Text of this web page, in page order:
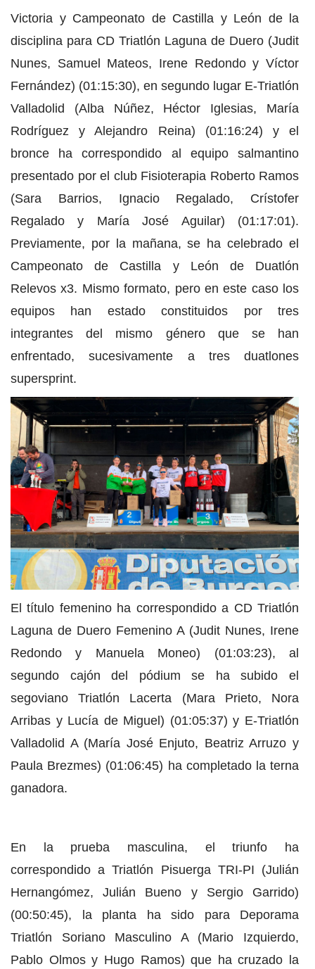
Victoria y Campeonato de Castilla y León de la
disciplina para CD Triatlón Laguna de Duero (Judit
Nunes, Samuel Mateos, Irene Redondo y Víctor
Fernández) (01:15:30), en segundo lugar E-Triatlón
Valladolid (Alba Núñez, Héctor Iglesias, María
Rodríguez y Alejandro Reina) (01:16:24) y el
bronce ha correspondido al equipo salmantino
presentado por el club Fisioterapia Roberto Ramos
(Sara Barrios, Ignacio Regalado, Crístofer
Regalado y María José Aguilar) (01:17:01).
Previamente, por la mañana, se ha celebrado el
Campeonato de Castilla y León de Duatlón
Relevos x3. Mismo formato, pero en este caso los
equipos han estado constituidos por tres
integrantes del mismo género que se han
enfrentado, sucesivamente a tres duatlones
supersprint.
El título femenino ha correspondido a CD Triatlón
Laguna de Duero Femenino A (Judit Nunes, Irene
Redondo y Manuela Moneo) (01:03:23), al
segundo cajón del pódium se ha subido el
segoviano Triatlón Lacerta (Mara Prieto, Nora
Arribas y Lucía de Miguel) (01:05:37) y E-Triatlón
Valladolid A (María José Enjuto, Beatriz Arruzo y
Paula Brezmes) (01:06:45) ha completado la terna
ganadora.
En la prueba masculina, el triunfo ha
correspondido a Triatlón Pisuerga TRI-PI (Julián
Hernangómez, Julián Bueno y Sergio Garrido)
(00:50:45), la planta ha sido para Deporama
Triatlón Soriano Masculino A (Mario Izquierdo,
Pablo Olmos y Hugo Ramos) que ha cruzado la